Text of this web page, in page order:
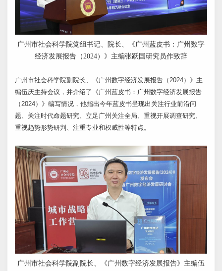
广州市社会科学院党组书记、院长、《广州蓝皮书：广州数字
经济发展报告（2024）》主编张跃国研究员作致辞
广州市社会科学院副院长、《广州数字经济发展报告（2024）》主
编伍庆主持会议，并介绍了《广州蓝皮书：广州数字经济发展报告
（2024）》编写情况，他指出今年蓝皮书呈现出关注行业前沿问
题、关注时代命题研究、立足广州关注全局、重视开展调查研究、
重视趋势形势研判、注重专业和权威性等特点。
广州市社会科学院副院长、《广州数字经济发展报告》主编伍